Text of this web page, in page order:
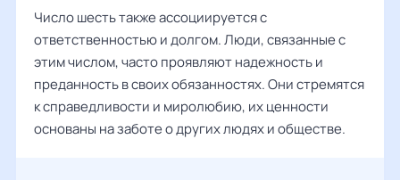
Число шесть также ассоциируется с
ответственностью и долгом. Люди, связанные с
этим числом, часто проявляют надежность и
преданность в своих обязанностях. Они стремятся
к справедливости и миролюбию, их ценности
основаны на заботе о других людях и обществе.